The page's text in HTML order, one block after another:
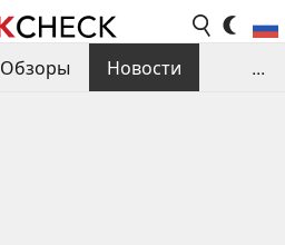
Обзоры
Новости
...